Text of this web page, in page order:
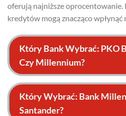
oferują najniższe oprocentowanie.
kredytów mogą znacząco wpłynąć
Który Bank Wybrać: PKO
Czy Millennium?
Który Wybrać: Bank
Santander?